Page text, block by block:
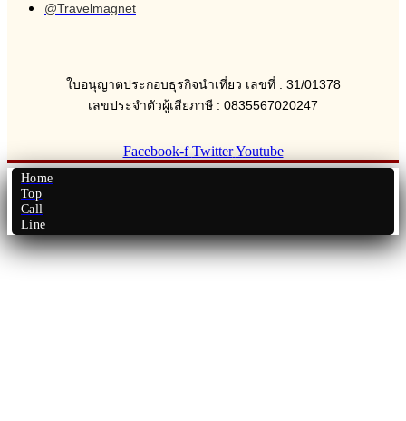
@Travelmagnet
ใบอนุญาตประกอบธุรกิจนำเที่ยว เลขที่ : 31/01378
เลขประจำตัวผู้เสียภาษี : 0835567020247
Facebook-f Twitter Youtube
Home
Top
Call
Line